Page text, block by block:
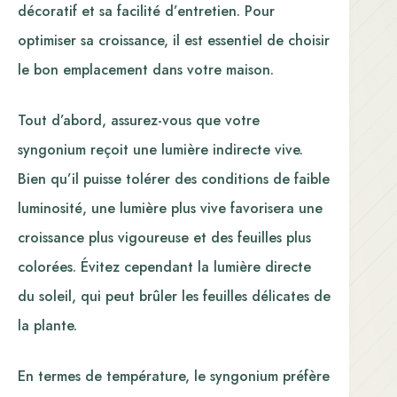
décoratif et sa facilité d’entretien. Pour
optimiser sa croissance, il est essentiel de choisir
le bon emplacement dans votre maison.
Tout d’abord, assurez-vous que votre
syngonium reçoit une lumière indirecte vive.
Bien qu’il puisse tolérer des conditions de faible
luminosité, une lumière plus vive favorisera une
croissance plus vigoureuse et des feuilles plus
colorées. Évitez cependant la lumière directe
du soleil, qui peut brûler les feuilles délicates de
la plante.
En termes de température, le syngonium préfère